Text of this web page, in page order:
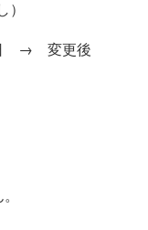
日 → 変更後